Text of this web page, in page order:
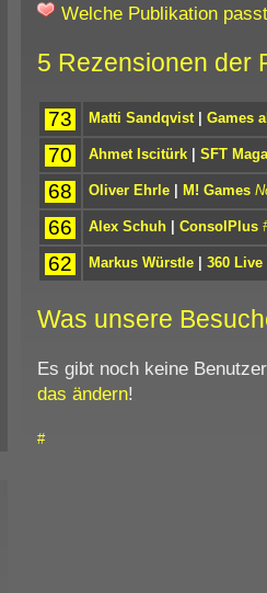
Welche Publikation
5 Rezensionen der
73 Matti Sandqvist| Games
70 Ahmet Iscitürk| SFT
68 Oliver Ehrle| M! Games
66 Alex Schuh| ConsolPlus
62 Markus Würstle| 360 Live
Was unsere
Es gibt noch keine
das ändern!
#